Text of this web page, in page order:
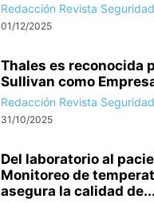
Redacción Revista
01/12/2025
Thales es reconocida
Sullivan como
Redacción Revista
31/10/2025
Del laboratorio al
Monitoreo de
asegura la calidad de...